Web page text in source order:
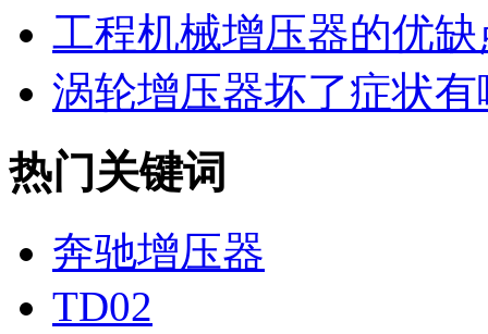
工程机械增压器的优缺
涡轮增压器坏了症状有
热门关键词
奔驰增压器
TD02